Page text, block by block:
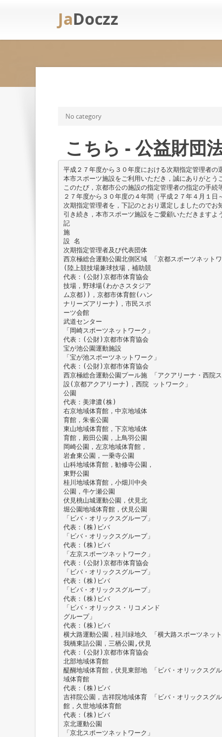
JaDoczz
No category
こちら - 公益財団
平成２７年度から３０年度における次期指定管理者の
本市スポーツ施設をご利用いただき，誠にありがとう
このたび，京都市公の施設の指定管理者の指定の手続
２７年度から３０年度の４年間（平成２７年４月１日
次期指定管理者を，下記のとおり選定しましたのでお
引き続き，本市スポーツ施設をご愛顧いただきますよ
記
施
設 名
次期指定管理者及び代表団体
西京極総合運動公園北側区域 「京都スポーツネットワ
(陸上競技場兼球技場，補助競
代表：(公財)京都市体育協会
技場，野球場(わかさスタジア
ム京都))，京都市体育館(ハン
ナリーズアリーナ)，市民スポ
ーツ会館
武道センター
「岡崎スポーツネットワーク」
代表：(公財)京都市体育協会
宝が池公園運動施設
「宝が池スポーツネットワーク」
代表：(公財)京都市体育協会
西京極総合運動公園プール施 「アクアリーナ・西院
設(京都アクアリーナ)，西院 ットワーク」
公園
代表：美津濃(株)
右京地域体育館，中京地域体
育館，朱雀公園
東山地域体育館，下京地域体
育館，殿田公園，上鳥羽公園
岡崎公園，左京地域体育館，
岩倉東公園，一乗寺公園
山科地域体育館，勧修寺公園，
東野公園
桂川地域体育館，小畑川中央
公園，牛ケ瀬公園
伏見桃山城運動公園，伏見北
堀公園地域体育館，伏見公園
「ビバ・オリックスグループ」
代表：(株)ビバ
「ビバ・オリックスグループ」
代表：(株)ビバ
「左京スポーツネットワーク」
代表：(公財)京都市体育協会
「ビバ・オリックスグループ」
代表：(株)ビバ
「ビバ・オリックスグループ」
代表：(株)ビバ
「ビバ・オリックス・リコメンド
グループ」
代表：(株)ビバ
横大路運動公園，桂川緑地久 「横大路スポーツネット
我橋東詰公園，三栖公園,伏見
代表：(公財)京都市体育協会
北部地域体育館
醍醐地域体育館，伏見東部地 「ビバ・オリックスグル
域体育館
代表：(株)ビバ
吉祥院公園，吉祥院地域体育 「ビバ・オリックスグル
館，久世地域体育館
代表：(株)ビバ
京北運動公園
「京北スポーツネットワーク」